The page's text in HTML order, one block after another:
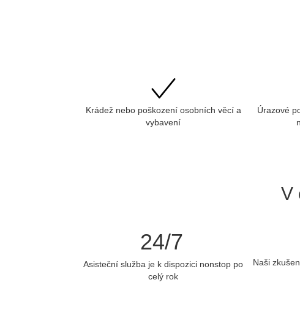
Krádež nebo poškození osobních věcí a
vybavení
Úrazové
V
24/7
Asisteční služba je k dispozici nonstop po
celý rok
Naši